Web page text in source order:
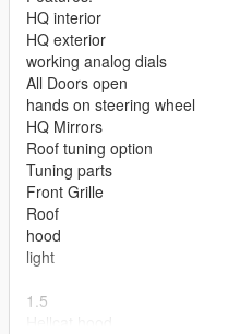
HQ interior
HQ exterior
working analog dials
All Doors open
hands on steering wheel
HQ Mirrors
Roof tuning option
Tuning parts
Front Grille
Roof
hood
light
1.5